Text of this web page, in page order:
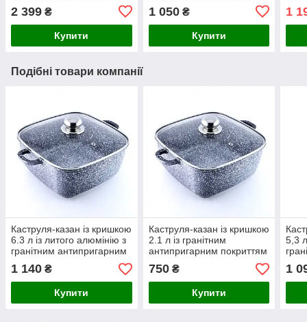
2 399 ₴
Купити
1 050₴
Купити
1
Подібні товари компанії
Каструля-казан із кришкою
6.3 л із литого алюмінію з
гранітним антипригарним
покриттям Benson
1 140 ₴
Купити
Каструля-казан із кришкою
2.1 л із гранітним
антипригарним покриттям
Benson
750₴
Купити
5,3
1